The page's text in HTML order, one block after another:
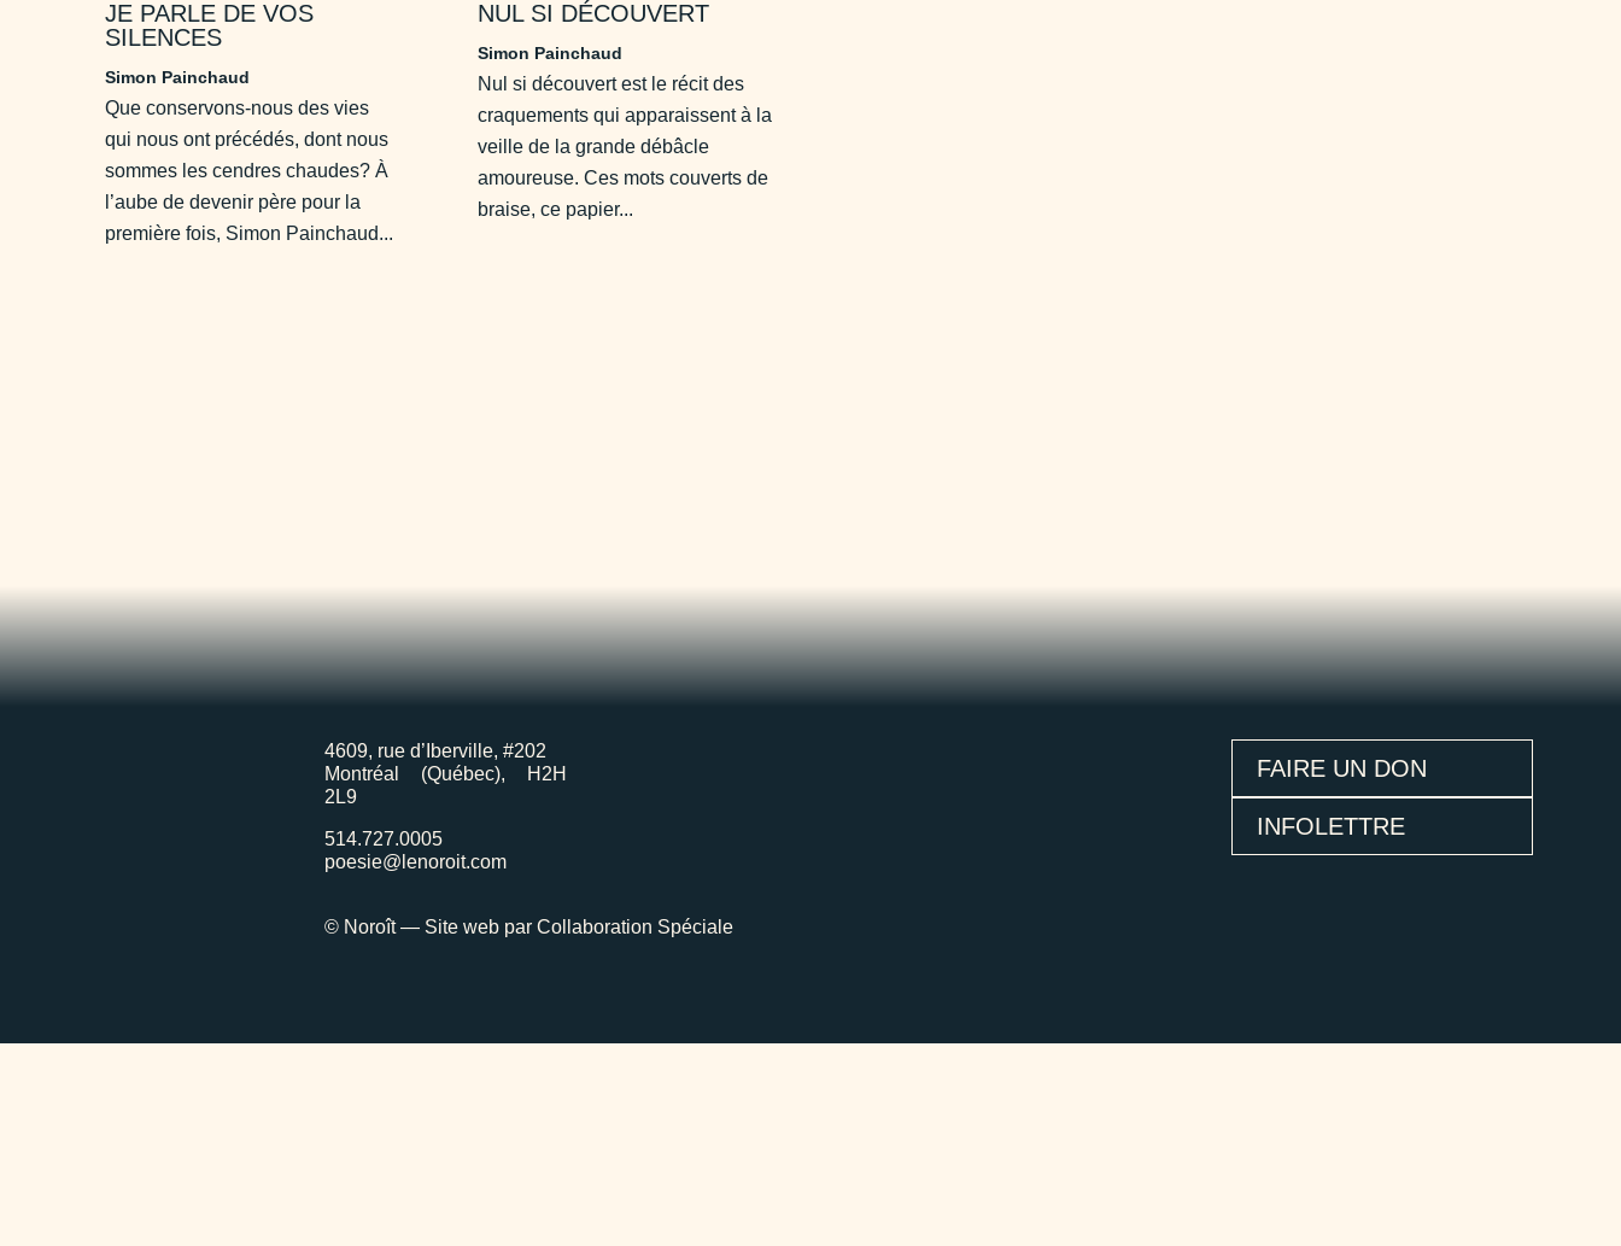
JE PARLE DE VOS
SILENCES
Simon Painchaud
Que conservons-nous des vies
qui nous ont précédés, dont nous
sommes les cendres chaudes? À
l’aube de devenir père pour la
première fois, Simon Painchaud...
NUL SI DÉCOUVERT
Simon Painchaud
Nul si découvert est le récit des
craquements qui apparaissent à la
veille de la grande débâcle
amoureuse. Ces mots couverts de
braise, ce papier...
4609, rue d’Iberville, #202
Montréal (Québec), H2H
2L9
514.727.0005
poesie@lenoroit.com
© Noroît — Site web par Collaboration Spéciale
FAIRE UN DON
INFOLETTRE